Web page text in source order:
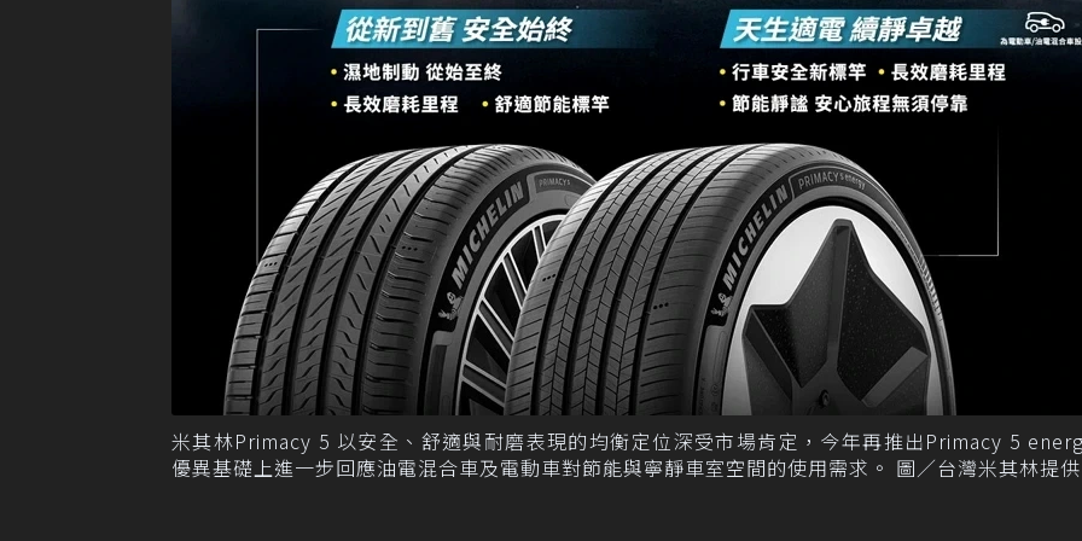
米其林Primacy 5 以安全、舒適與耐磨表現的均衡定位深受市場肯定，今年再推出Primacy 5
優異基礎上進一步回應油電混合車及電動車對節能與寧靜車室空間的使用需求。 圖／台灣米其林提供